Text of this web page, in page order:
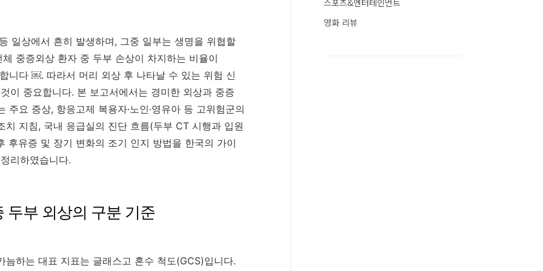
일상에서 흔히 발생하며, 그중 일부는 생명을 위협할
중증외상 환자 중 두부 손상이 차지하는 비율이
니다 ￼. 따라서 머리 외상 후 나타날 수 있는 위험 신
이 중요합니다. 본 보고서에서는 경미한 외상과 중증
요 증상, 항응고제 복용자·노인·영유아 등 고위험군의
지침, 국내 응급실의 진단 흐름(두부 CT 시행과 입원
후유증 및 장기 변화의 조기 인지 방법을 한국의 가이
리하였습니다.
두부 외상의 구분 기준
하는 대표 지표는 글래스고 혼수 척도(GCS)입니다.
스포츠&엔터테인먼트
영화 리뷰